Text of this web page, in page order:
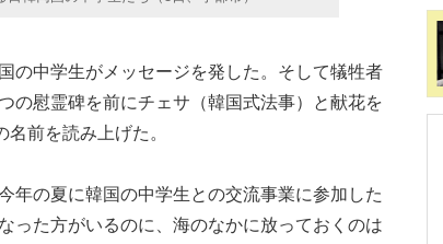
の中学生がメッセージを発した。そして犠牲者
の慰霊碑を前にチェサ（韓国式法事）と献花を
前を読み上げた。
の夏に韓国の中学生との交流事業に参加した
った方がいるのに、海のなかに放っておくのは